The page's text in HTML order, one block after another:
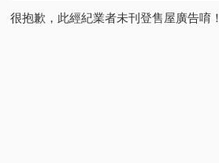
很抱歉，此經紀業者未刊登售屋廣告唷！